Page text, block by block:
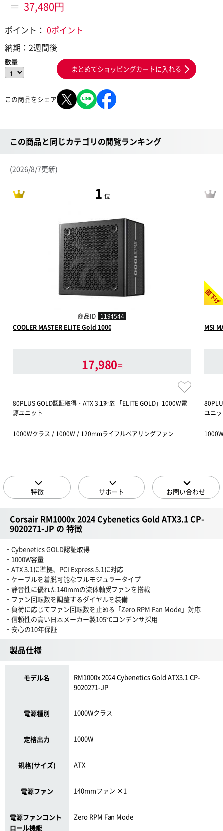
＝ 37,480円
ポイント： 0ポイント
納期： 2週間後
数量
まとめてショッピングカートに入れる
この商品をシェア
この商品と同じカテゴリの閲覧ランキング
(2026/8/7更新)
1 位
商品ID 1194544
COOLER MASTER ELITE Gold 1000
17,980円
80PLUS GOLD認証取得・ATX 3.1対応 「ELITE GOLD」1000W電
源ユニット
1000Wクラス / 1000W / 120mmライフルベアリングファン
値下げ
MSI
ユニ
特徴 サポート お問い合わせ
Corsair RM1000x 2024 Cybenetics Gold ATX3.1 CP-
9020271-JP の 特徴
・Cybenetics GOLD認証取得
・1000W容量
・ATX 3.1に準拠、PCI Express 5.1に対応
・ケーブルを着脱可能なフルモジュラータイプ
・静音性に優れた140mmの流体軸受ファンを搭載
・ファン回転数を調整するダイヤルを装備
・負荷に応じてファン回転数を止める「Zero RPM Fan Mode」対応
・信頼性の高い日本メーカー製105℃コンデンサ採用
・安心の10年保証
製品仕様
モデル名
RM1000x 2024 Cybenetics Gold ATX3.1 CP-
9020271-JP
電源種別 1000Wクラス
定格出力 1000W
規格(サイズ) ATX
電源ファン 140mmファン ×1
電源ファンコント
ロール機能
Zero RPM Fan Mode